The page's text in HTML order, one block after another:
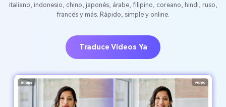
italiano, indonesio, chino, japonés, árabe, filipino, coreano, hindi, ruso,
francés y más. Rápido, simple y online.
Traduce Vídeos Ya